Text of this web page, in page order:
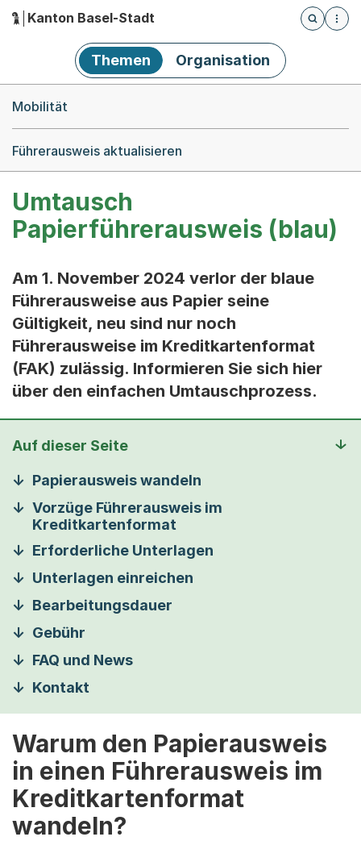
Hauptnavigation
Kanton Basel-Stadt
Öffnet
Themen Organisation
Mobilität
Führerausweis aktualisieren
Umtausch
Papierführerausweis (blau)
Am 1. November 2024 verlor der blaue
Führerausweise aus Papier seine
Gültigkeit, neu sind nur noch
Führerausweise im Kreditkartenformat
(FAK) zulässig. Informieren Sie sich hier
über den einfachen Umtauschprozess.
Auf dieser Seite
Papierausweis wandeln
Vorzüge Führerausweis im
Kreditkartenformat
Erforderliche Unterlagen
Unterlagen einreichen
Bearbeitungsdauer
Gebühr
FAQ und News
Kontakt
Warum den Papierausweis
in einen Führerausweis im
Kreditkartenformat
wandeln?